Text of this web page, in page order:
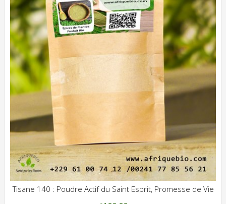
Tisane 140 : Poudre Actif du Saint Esprit, Promesse de Vie